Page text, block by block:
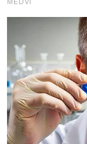
MEDVI